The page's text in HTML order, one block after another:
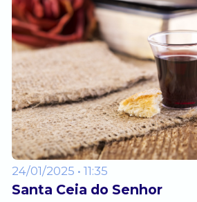
24/01/2025 • 11:35
Santa Ceia do Senhor